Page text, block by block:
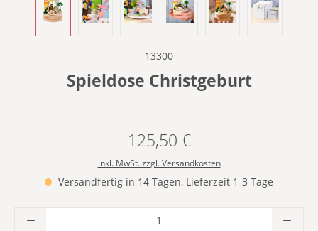
13300
Spieldose Christgeburt
Regulärer Preis:
125,50 €
inkl. MwSt. zzgl. Versandkosten
Versandfertig in 14 Tagen, Lieferzeit 1-3 Tage
Produkt Anzahl: Gib den gewünschten